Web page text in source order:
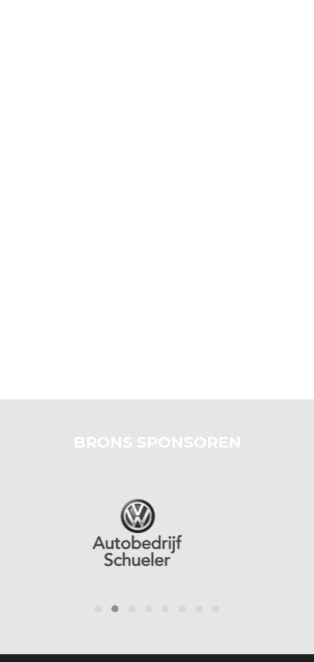
BRONS SPONSOREN